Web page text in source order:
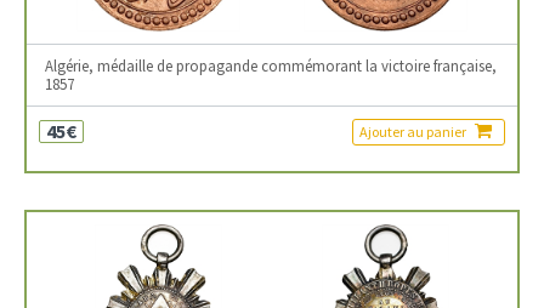
Algérie, médaille de propagande commémorant la victoire française,
1857
45€ Ajouter au panier